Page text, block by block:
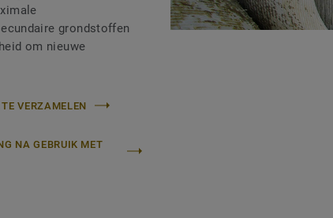
grondstoffen
om nieuwe
VERZAMELEN
NA GEBRUIK MET